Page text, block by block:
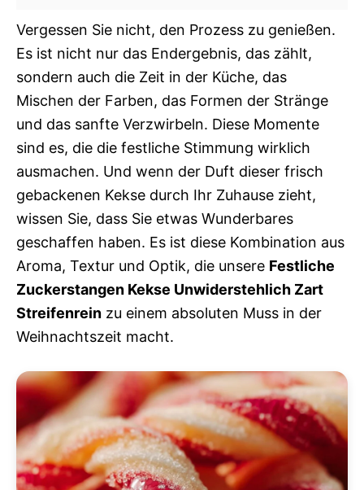
Vergessen Sie nicht, den Prozess zu genießen.
Es ist nicht nur das Endergebnis, das zählt,
sondern auch die Zeit in der Küche, das
Mischen der Farben, das Formen der Stränge
und das sanfte Verzwirbeln. Diese Momente
sind es, die die festliche Stimmung wirklich
ausmachen. Und wenn der Duft dieser frisch
gebackenen Kekse durch Ihr Zuhause zieht,
wissen Sie, dass Sie etwas Wunderbares
geschaffen haben. Es ist diese Kombination aus
Aroma, Textur und Optik, die unsere Festliche
Zuckerstangen Kekse Unwiderstehlich Zart
Streifenrein zu einem absoluten Muss in der
Weihnachtszeit macht.